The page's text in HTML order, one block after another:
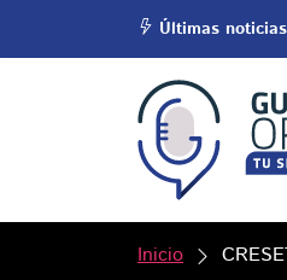
Últimas
Inicio